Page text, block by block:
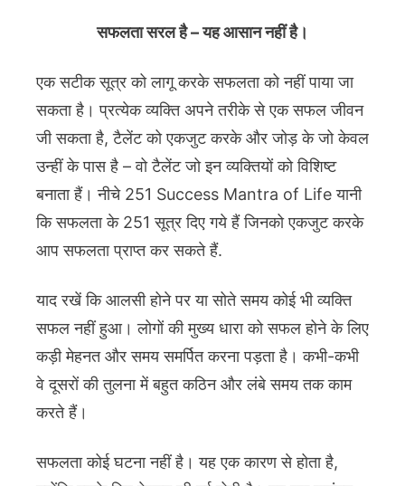
Life
सफलता सरल है – यह आसान नहीं है।
एक सटीक सूत्र को लागू करके सफलता को नहीं पाया जा
सकता है। प्रत्येक व्यक्ति अपने तरीके से एक सफल जीवन
जी सकता है, टैलेंट को एकजुट करके और जोड़ के जो केवल
उन्हीं के पास है – वो टैलेंट जो इन व्यक्तियों को विशिष्ट
बनाता हैं। नीचे 251 Success Mantra of Life यानी
कि सफलता के 251 सूत्र दिए गये हैं जिनको एकजुट करके
आप सफलता प्राप्त कर सकते हैं.
याद रखें कि आलसी होने पर या सोते समय कोई भी व्यक्ति
सफल नहीं हुआ। लोगों की मुख्य धारा को सफल होने के लिए
कड़ी मेहनत और समय समर्पित करना पड़ता है। कभी-कभी
वे दूसरों की तुलना में बहुत कठिन और लंबे समय तक काम
करते हैं।
सफलता कोई घटना नहीं है। यह एक कारण से होता है,